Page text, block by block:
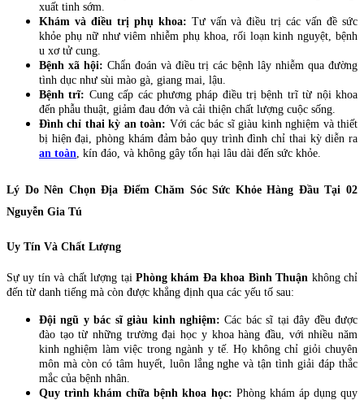
xuất tinh sớm.
Khám và điều trị phụ khoa: Tư vấn và điều trị các vấn đề sức
khỏe phụ nữ như viêm nhiễm phụ khoa, rối loạn kinh nguyệt, bệnh
u xơ tử cung.
Bệnh xã hội: Chẩn đoán và điều trị các bệnh lây nhiễm qua đường
tình dục như sùi mào gà, giang mai, lậu.
Bệnh trĩ: Cung cấp các phương pháp điều trị bệnh trĩ từ nội khoa
đến phẫu thuật, giảm đau đớn và cải thiện chất lượng cuộc sống.
Đình chỉ thai kỳ an toàn: Với các bác sĩ giàu kinh nghiệm và thiết
bị hiện đại, phòng khám đảm bảo quy trình đình chỉ thai kỳ diễn ra
an toàn, kín đáo, và không gây tổn hại lâu dài đến sức khỏe.
Lý Do Nên Chọn Địa Điểm Chăm Sóc Sức Khỏe Hàng Đầu Tại 02
Nguyễn Gia Tú
Uy Tín Và Chất Lượng
Sự uy tín và chất lượng tại Phòng khám Đa khoa Bình Thuận không chỉ
đến từ danh tiếng mà còn được khẳng định qua các yếu tố sau:
Đội ngũ y bác sĩ giàu kinh nghiệm: Các bác sĩ tại đây đều được
đào tạo từ những trường đại học y khoa hàng đầu, với nhiều năm
kinh nghiệm làm việc trong ngành y tế. Họ không chỉ giỏi chuyên
môn mà còn có tâm huyết, luôn lắng nghe và tận tình giải đáp thắc
mắc của bệnh nhân.
Quy trình khám chữa bệnh khoa học: Phòng khám áp dụng quy